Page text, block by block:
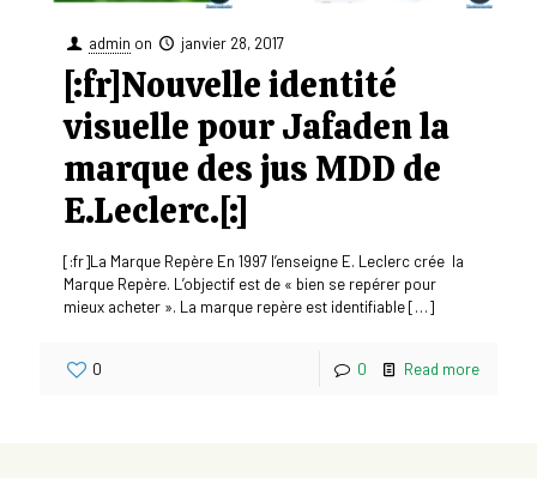
admin on janvier 28, 2017
[:fr]Nouvelle identité
visuelle pour Jafaden la
marque des jus MDD de
E.Leclerc.[:]
[:fr]La Marque Repère En 1997 l’enseigne E. Leclerc crée la
Marque Repère. L’objectif est de « bien se repérer pour
mieux acheter ». La marque repère est identifiable[…]
0 0 Read more